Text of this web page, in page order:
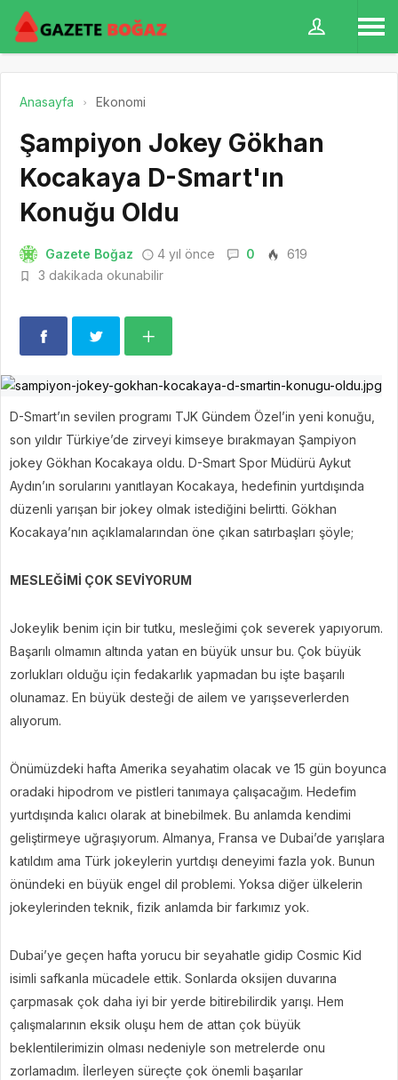
Anasayfa Ekonomi
Şampiyon Jokey Gökhan
Kocakaya D-Smart'ın
Konuğu Oldu
Gazete Boğaz 4 yıl önce 0
619
3 dakikada okunabilir
D-Smart’ın sevilen programı TJK Gündem Özel’in yeni konuğu,
son yıldır Türkiye’de zirveyi kimseye bırakmayan Şampiyon
jokey Gökhan Kocakaya oldu. D-Smart Spor Müdürü Aykut
Aydın’ın sorularını yanıtlayan Kocakaya, hedefinin yurtdışında
düzenli yarışan bir jokey olmak istediğini belirtti. Gökhan
Kocakaya’nın açıklamalarından öne çıkan satırbaşları şöyle;
MESLEĞİMİ ÇOK SEVİYORUM
Jokeylik benim için bir tutku, mesleğimi çok severek yapıyorum.
Başarılı olmamın altında yatan en büyük unsur bu. Çok büyük
zorlukları olduğu için fedakarlık yapmadan bu işte başarılı
olunamaz. En büyük desteği de ailem ve yarışseverlerden
alıyorum.
Önümüzdeki hafta Amerika seyahatim olacak ve 15 gün boyunca
oradaki hipodrom ve pistleri tanımaya çalışacağım. Hedefim
yurtdışında kalıcı olarak at binebilmek. Bu anlamda kendimi
geliştirmeye uğraşıyorum. Almanya, Fransa ve Dubai’de yarışlara
katıldım ama Türk jokeylerin yurtdışı deneyimi fazla yok. Bunun
önündeki en büyük engel dil problemi. Yoksa diğer ülkelerin
jokeylerinden teknik, fizik anlamda bir farkımız yok.
Dubai’ye geçen hafta yorucu bir seyahatle gidip Cosmic Kid
isimli safkanla mücadele ettik. Sonlarda oksijen duvarına
çarpmasak çok daha iyi bir yerde bitirebilirdik yarışı. Hem
çalışmalarının eksik oluşu hem de attan çok büyük
beklentilerimizin olması nedeniyle son metrelerde onu
zorlamadım. İlerleyen süreçte çok önemli başarılar